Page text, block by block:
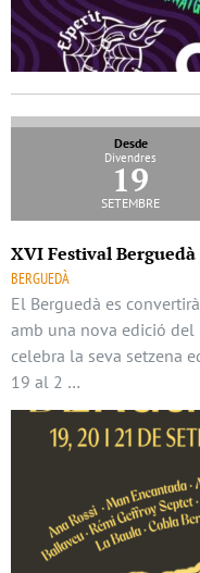
Desde
Divendres
19
setembre
XVI Festival
BERGUEDÀ
El Berguedà es
amb una nova edició del
celebra la seva setzena
19 al 2 …